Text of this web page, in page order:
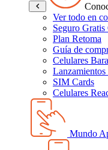
Ver todo en
Seguro Gratis
Plan Retoma
Guía de
Celulares
Lanzamientos
SIM Cards
Celulares
Mundo